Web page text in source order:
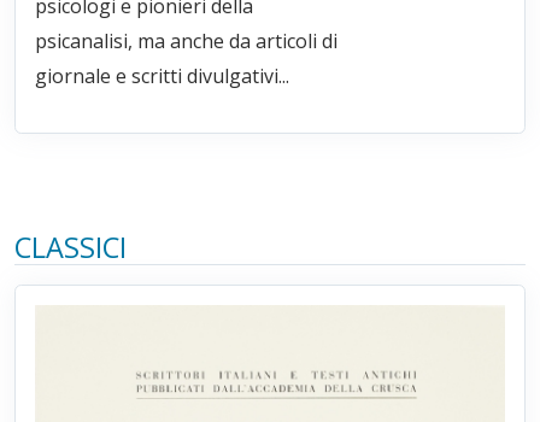
psicologi e pionieri della
psicanalisi, ma anche da articoli di
giornale e scritti divulgativi...
CLASSICI